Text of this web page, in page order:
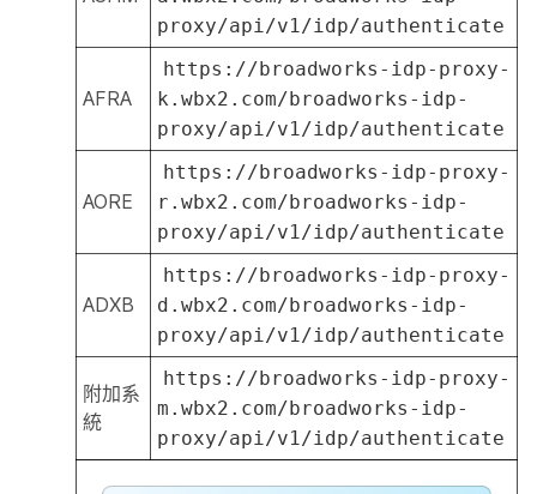
proxy/api/v1/idp/authenticate
AFRA
https://broadworks-idp-proxy-
k.wbx2.com/broadworks-idp-
proxy/api/v1/idp/authenticate
AORE
https://broadworks-idp-proxy-
r.wbx2.com/broadworks-idp-
proxy/api/v1/idp/authenticate
ADXB
https://broadworks-idp-proxy-
d.wbx2.com/broadworks-idp-
proxy/api/v1/idp/authenticate
附加系
統
https://broadworks-idp-proxy-
m.wbx2.com/broadworks-idp-
proxy/api/v1/idp/authenticate